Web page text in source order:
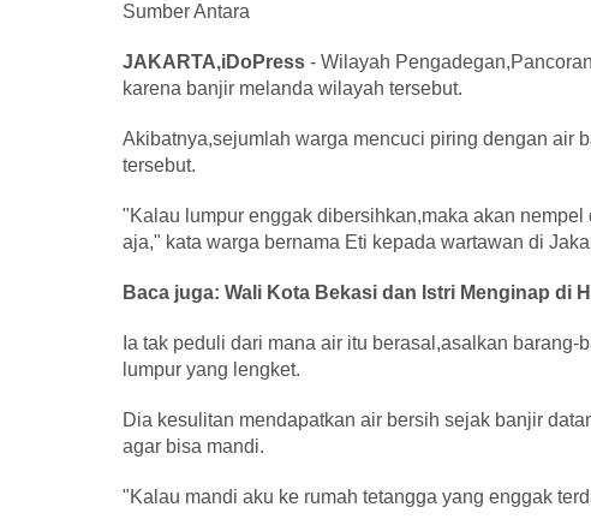
Sumber Antara
JAKARTA,iDoPress - Wilayah
karena banjir melanda wilayah tersebut.
Akibatnya,sejumlah warga mencuci piring dengan air
tersebut.
"Kalau lumpur enggak dibersihkan,maka akan
aja," kata warga bernama Eti kepada wartawan di
Baca juga: Wali Kota Bekasi dan Istri Menginap di
Ia tak peduli dari mana air itu berasal,asalkan
lumpur yang lengket.
Dia kesulitan mendapatkan air bersih sejak banjir
agar bisa mandi.
"Kalau mandi aku ke rumah tetangga yang enggak